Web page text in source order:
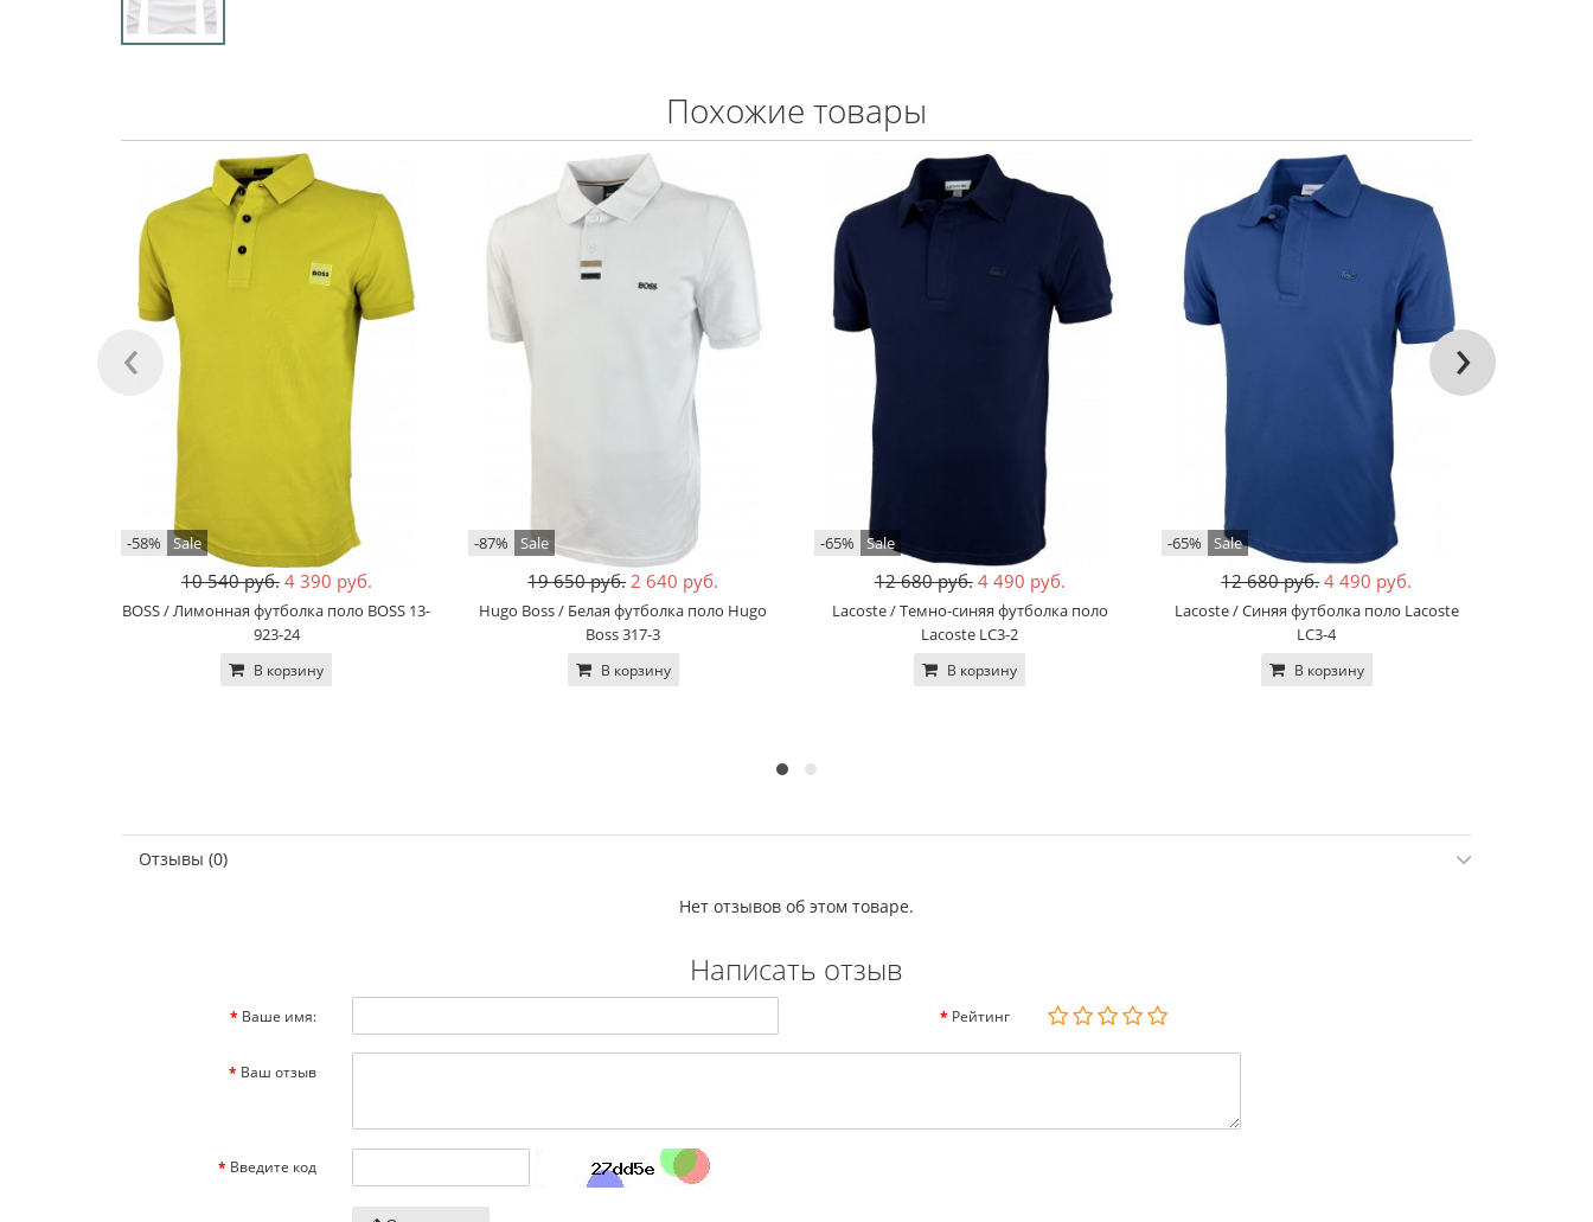
Похожие товары
-58% Sale
10 540 руб. 4 390 руб.
BOSS / Лимонная футболка поло BOSS 13-
923-24
В корзину
-87% Sale
19 650 руб. 2 640 руб.
Hugo Boss / Белая футболка поло Hugo
Boss 317-3
В корзину
-65% Sale
12 680 руб. 4 490 руб.
Lacoste / Темно-синяя футболка поло
Lacoste LC3-2
В корзину
-65% Sale
12 680 руб. 4 490 руб.
Lacoste / Синяя футболка поло Lacoste
LC3-4
В корзину
‹ ›
Отзывы (0)
Нет отзывов об этом товаре.
Написать отзыв
Ваше имя: Рейтинг
Ваш отзыв
Введите код